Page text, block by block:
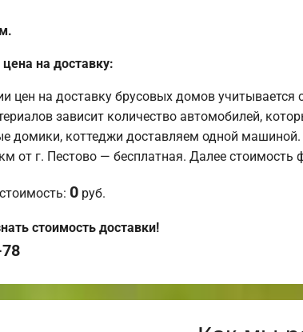
на доставку:
цен на доставку брусовых домов
зависит количество автомобилей,
домики, коттеджи доставляем одной
от г. Пестово — бесплатная. Далее стоимость
0 руб.
стоимость доставки!